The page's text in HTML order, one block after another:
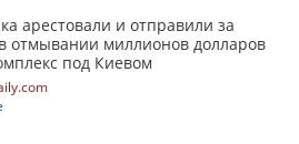
арестовали и отправили за
отмывании миллионов долларов
под Киевом